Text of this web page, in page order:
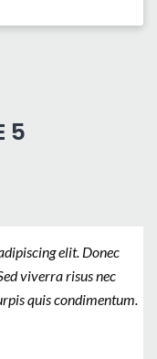
5
elit. Donec
viverra risus nec
quis condimentum.